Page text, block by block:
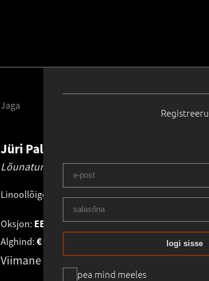
Registreeru
pea mind meeles
logi sisse
Jüri Palm
Lõunatund. 1961
Linoollõige 54.7 × 38.5 cmRaamitud
Oksjon: EESTI KUNST I OSA01.05.2026
Alghind: €
Viimane pakkumine:-
Jaga